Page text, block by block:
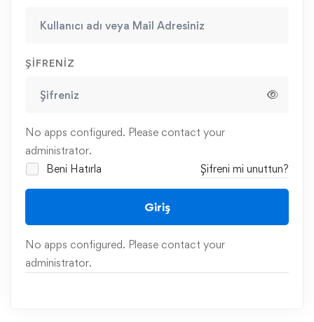
ŞIFRENIZ
No apps configured. Please contact your
administrator.
Beni Hatırla
Şifreni mi unuttun?
Giriş
No apps configured. Please contact your
administrator.